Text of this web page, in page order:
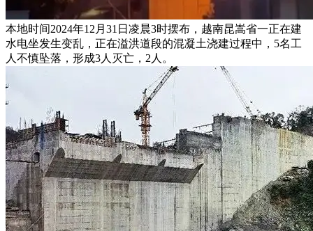
本地时间2024年12月31日凌晨3时摆布，越南昆嵩省一正在建
水电坐发生变乱，正在溢洪道段的混凝土浇建过程中，5名工
人不慎坠落，形成3人灭亡，2人。